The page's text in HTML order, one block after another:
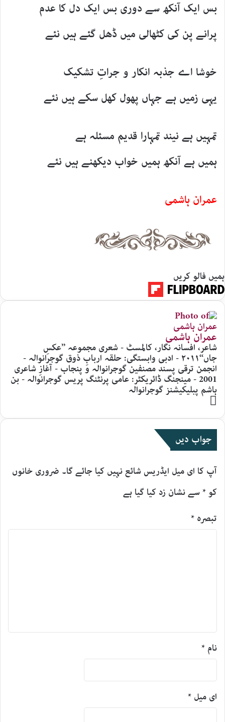
بس ایک آنکھ سے دوری بس ایک دل کا عدم
پرانے پن کی کٹھالی میں ڈھل گئے ہیں نئے
خوشا اے جذبہ انکار و جراتِ تشکیک
یہی زمیں ہے جہاں پھول کھل سکے ہیں نئے
تمہیں ہے نیند تمہارا قدیم مسئلہ ہے
ہمیں ہے آنکھ ہمیں خواب دیکھنے ہیں نئے
عمران ہاشمی
ہمیں فالو کریں
عمران ہاشمی
شاعر، افسانہ نگار، کالمسٹ - شعری مجموعہ ’’عکسِ
جاں‘‘۲۰۱۱ - ادبی وابستگی: حلقہ اربابِ ذوق گوجرانوالہ -
انجمن ترقی پسند مصنفین گوجرانوالہ و پنجاب - آغازِ شاعری
2001 - مینجنگ ڈائریکٹر: عامی پرنٹنگ پریس گوجرانوالہ - بن
ہاشم پبلیکیشنز گوجرانوالہ
Website
جواب دیں
آپ کا ای میل ایڈریس شائع نہیں کیا جائے گا۔ ضروری خانوں
کو *سے نشان زد کیا گیا ہے
تبصرہ *
نام *
ای میل *